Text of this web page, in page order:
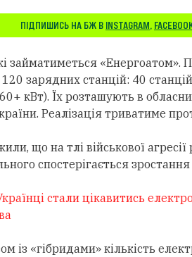
ПІДПИШИСЬ НА БЖ В INSTAGRAM,
займатиметься «Енергоатом».
зарядних станцій: 40
кВт). Їх розташують в
Реалізація триватиме
що на тлі військової
спостерігається
стали цікавитись
із «гібридами» кількість